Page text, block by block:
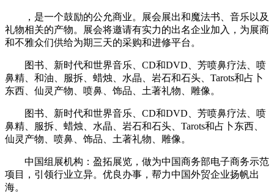
，是一个鼓励的公允商业。展会展出和魔法书、音乐以及
礼物相关的产物。展会将邀请有实力的出名企业加入，为展商
和不雅众们供给为期三天的采购和进修平台。
图书、新时代和世界音乐、CD和DVD、芳喷鼻疗法、喷
鼻精、和油、服拆、蜡烛、水晶、岩石和石头、Tarots和占卜
东西、仙灵产物、喷鼻、饰品、土著礼物、雕像。
图书、新时代和世界音乐、CD和DVD、芳喷鼻疗法、喷
鼻精、服拆、蜡烛、水晶、岩石和石头、Tarots和占卜东西、
仙灵产物、喷鼻、饰品、土著礼物、雕像。
中国组展机构：盈拓展览，做为中国商务部电子商务示范
项目，引领行业立异。优良办事，帮力中国外贸企业扬帆出
海。